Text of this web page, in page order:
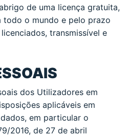
de uma licença gratuita,
todo o mundo e pelo prazo
transmissível e
dos Utilizadores em
aplicáveis em
em particular o
2016, de 27 de abril